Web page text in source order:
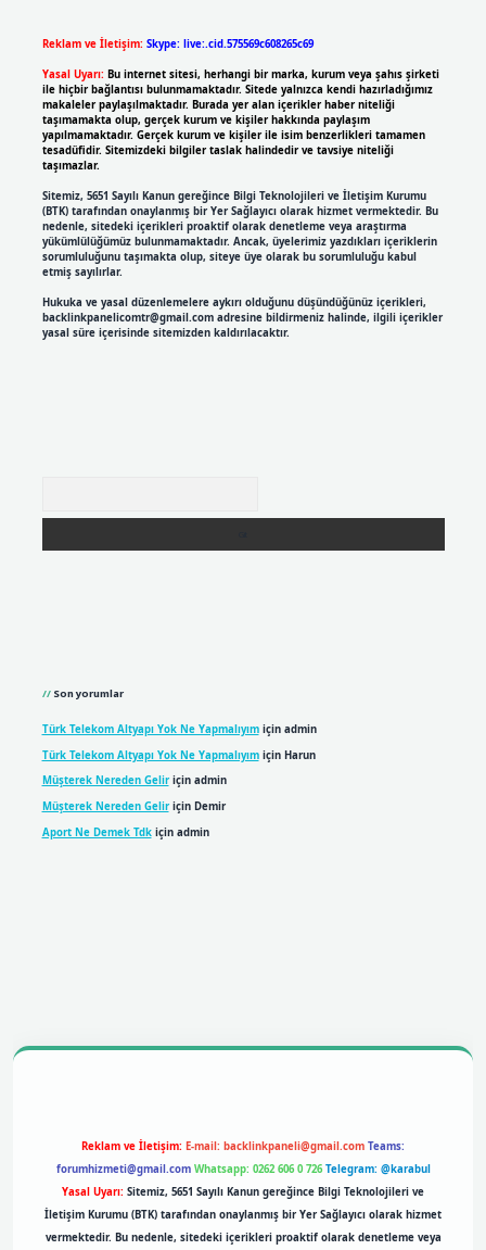
Reklam ve İletişim: Skype: live:.cid.575569c608265c69
Yasal Uyarı: Bu internet sitesi, herhangi bir marka, kurum veya şahıs şirketi
ile hiçbir bağlantısı bulunmamaktadır. Sitede yalnızca kendi hazırladığımız
makaleler paylaşılmaktadır. Burada yer alan içerikler haber niteliği
taşımamakta olup, gerçek kurum ve kişiler hakkında paylaşım
yapılmamaktadır. Gerçek kurum ve kişiler ile isim benzerlikleri tamamen
tesadüfidir. Sitemizdeki bilgiler taslak halindedir ve tavsiye niteliği
taşımazlar.
Sitemiz, 5651 Sayılı Kanun gereğince Bilgi Teknolojileri ve İletişim Kurumu
(BTK) tarafından onaylanmış bir Yer Sağlayıcı olarak hizmet vermektedir. Bu
nedenle, sitedeki içerikleri proaktif olarak denetleme veya araştırma
yükümlülüğümüz bulunmamaktadır. Ancak, üyelerimiz yazdıkları içeriklerin
sorumluluğunu taşımakta olup, siteye üye olarak bu sorumluluğu kabul
etmiş sayılırlar.
Hukuka ve yasal düzenlemelere aykırı olduğunu düşündüğünüz içerikleri,
backlinkpanelicomtr@gmail.comadresine bildirmeniz halinde, ilgili içerikler
yasal süre içerisinde sitemizden kaldırılacaktır.
Son yorumlar
Türk Telekom Altyapı Yok Ne Yapmalıyımiçin admin
Türk Telekom Altyapı Yok Ne Yapmalıyımiçin Harun
Müşterek Nereden Geliriçin admin
Müşterek Nereden Geliriçin Demir
Aport Ne Demek Tdkiçin admin
Reklam ve İletişim: E-mail: backlinkpaneli@gmail.com Teams:
forumhizmeti@gmail.com Whatsapp: 0262 606 0 726 Telegram: @karabul
Yasal Uyarı: Sitemiz, 5651 Sayılı Kanun gereğince Bilgi Teknolojileri ve
İletişim Kurumu (BTK) tarafından onaylanmış bir Yer Sağlayıcı olarak hizmet
vermektedir. Bu nedenle, sitedeki içerikleri proaktif olarak denetleme veya